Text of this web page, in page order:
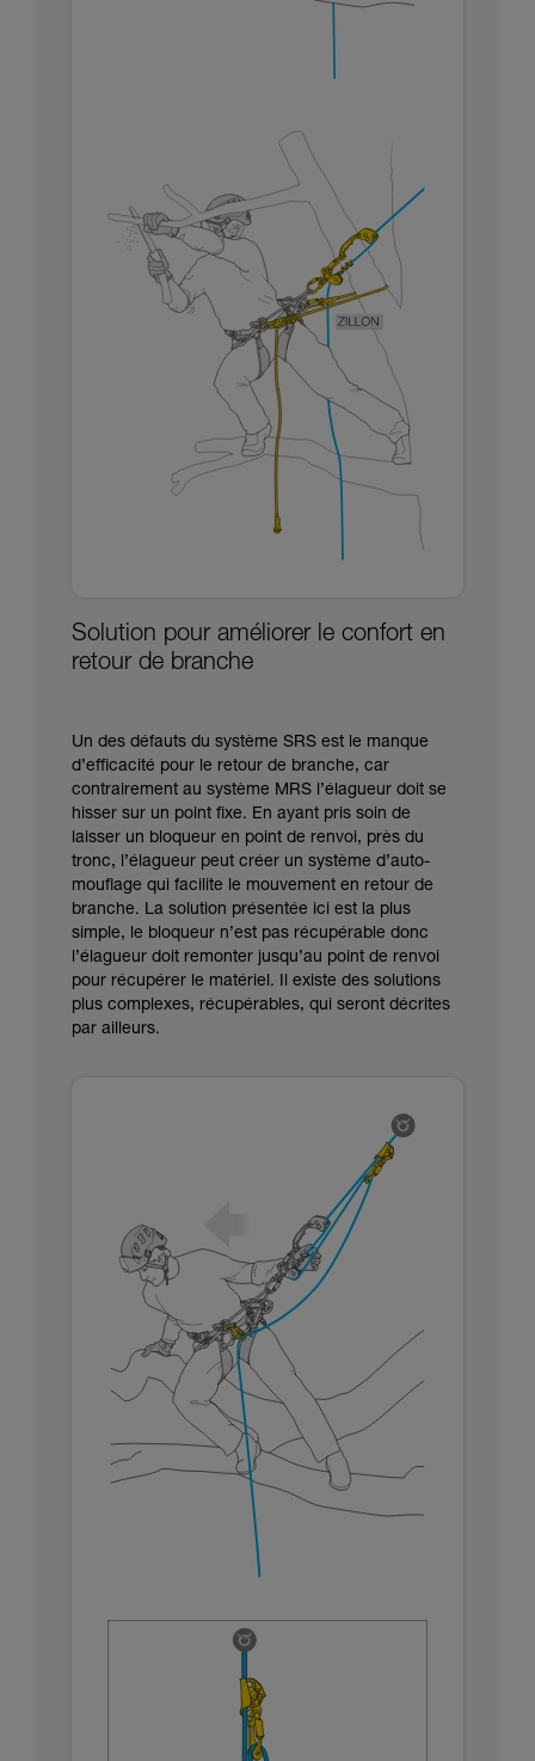
Solution pour améliorer le confort en
retour de branche
Un des défauts du système SRS est le manque
d’efficacité pour le retour de branche, car
contrairement au système MRS l’élagueur doit se
hisser sur un point fixe. En ayant pris soin de
laisser un bloqueur en point de renvoi, près du
tronc, l’élagueur peut créer un système d’auto-
mouflage qui facilite le mouvement en retour de
branche. La solution présentée ici est la plus
simple, le bloqueur n’est pas récupérable donc
l’élagueur doit remonter jusqu’au point de renvoi
pour récupérer le matériel. Il existe des solutions
plus complexes, récupérables, qui seront décrites
par ailleurs.